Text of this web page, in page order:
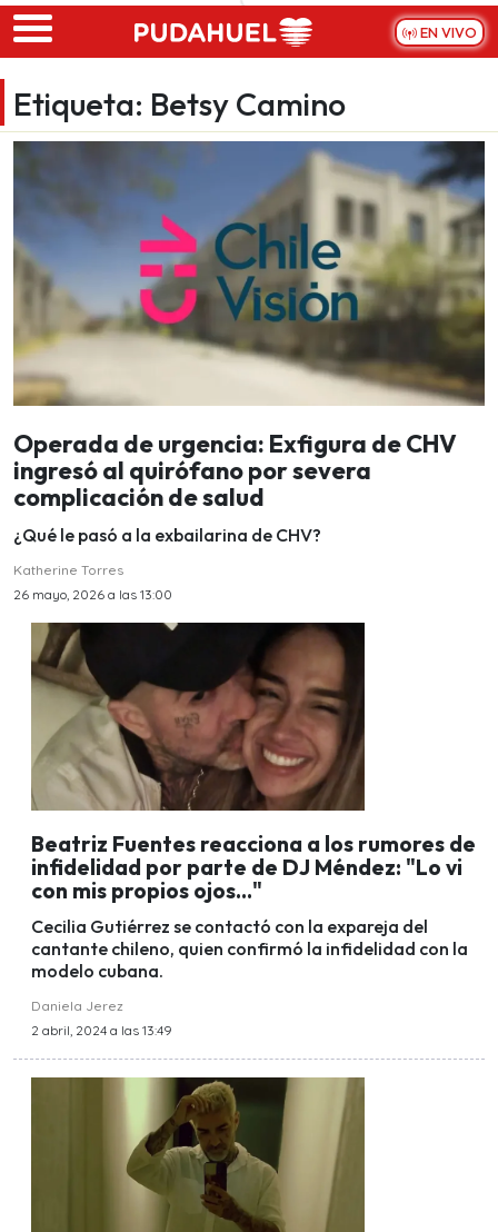
Skip to main content
EN VIVO
Etiqueta: Betsy Camino
Operada de urgencia: Exfigura de CHV
ingresó al quirófano por severa
complicación de salud
¿Qué le pasó a la exbailarina de CHV?
Katherine Torres
26 mayo, 2026 a las 13:00
Beatriz Fuentes reacciona a los rumores de
infidelidad por parte de DJ Méndez: "Lo vi
con mis propios ojos..."
Cecilia Gutiérrez se contactó con la expareja del
cantante chileno, quien confirmó la infidelidad con la
modelo cubana.
Daniela Jerez
2 abril, 2024 a las 13:49